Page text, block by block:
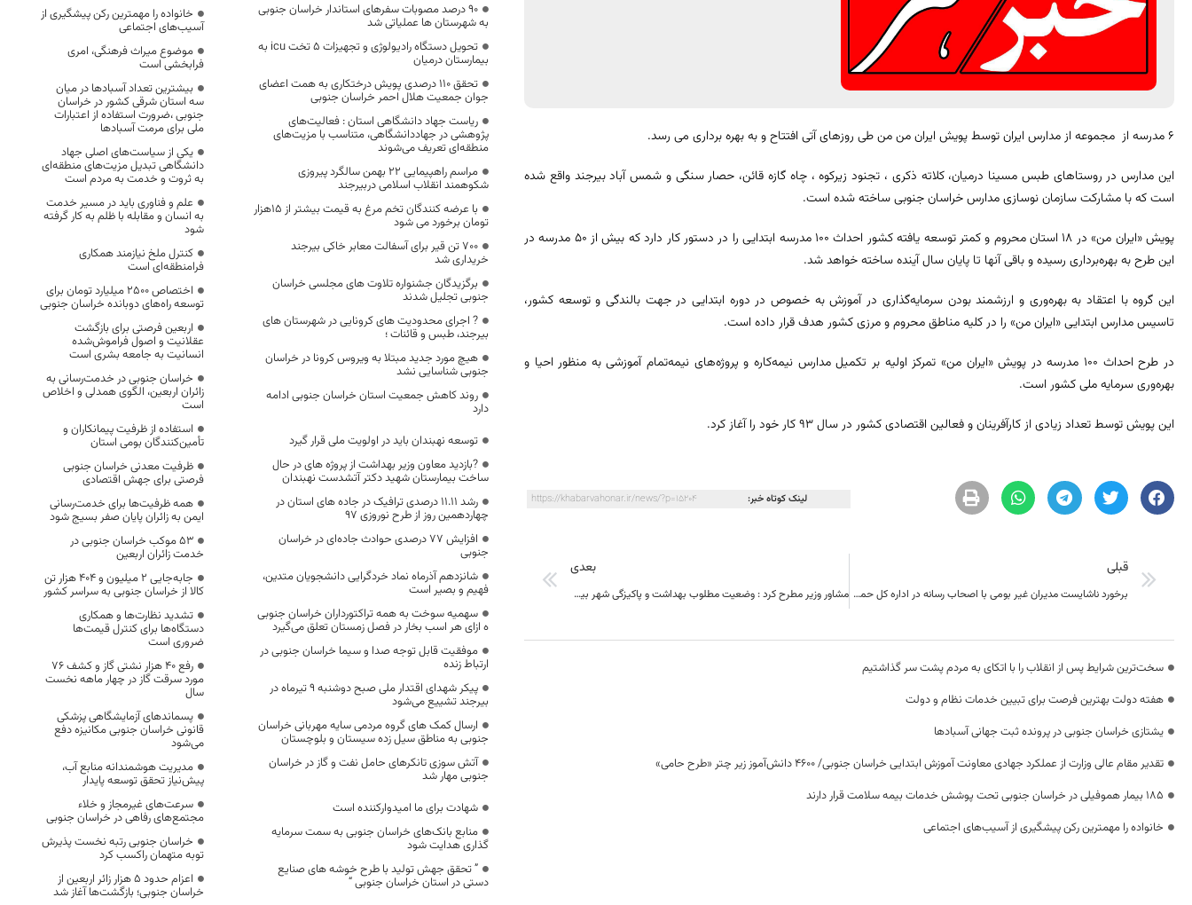
6 مدرسه از مجموعه از مدارس ایران توسط پویش ایران من من طی روزهای آتی افتتاح و به بهره برداری می رسد.
این مدارس در روستاهای طبس مسینا درمیان، کلاته ذکری ، تجنود زیرکوه ، چاه گازه قائن، حصار سنگی و شمس آباد بیرجند واقع شده
است که با مشارکت سازمان نوسازی مدارس خراسان جنوبی ساخته شده است.
پویش «ایران من» در 18 استان محروم و کمتر توسعه یافته کشور احداث 100 مدرسه ابتدایی را در دستور کار دارد که بیش از 50 مدرسه در
این طرح به بهره‌برداری رسیده و باقی آنها تا پایان سال آینده ساخته خواهد شد.
این گروه با اعتقاد به بهره‌وری و ارزشمند بودن سرمایه‌گذاری در آموزش به خصوص در دوره ابتدایی در جهت بالندگی و توسعه کشور،
تاسیس مدارس ابتدایی «ایران من» را در کلیه مناطق محروم و مرزی کشور هدف قرار داده است.
در طرح احداث 100 مدرسه در پویش «ایران من» تمرکز اولیه بر تکمیل مدارس نیمه‌کاره و پروژه‌های نیمه‌تمام آموزشی به منظور احیا و
بهره‌وری سرمایه ملی کشور است.
این پویش توسط تعداد زیادی از کارآفرینان و فعالین اقتصادی کشور در سال 93 کار خود را آغاز کرد.
لینک کوتاه خبر: https://khabarvahonar.ir/news/?p=15204
قبلی
برخورد ناشایست مدیران غیر بومی با اصحاب رسانه در اداره کل حمل ونقل جاده ایی خراسان جنوبی
بعدی
مشاور وزیر مطرح کرد : وضعیت مطلوب بهداشت و پاکیزگی شهر بیرجند، نشانگر فرهنگ بالای مردم این منطقه و همچنین سابقه طولانی تمدن آن دارد.
سخت‌ترین شرایط پس از انقلاب را با اتکای به مردم پشت سر گذاشتیم
هفته دولت بهترین فرصت برای تبیین خدمات نظام و دولت
یشتازی خراسان جنوبی در پرونده ثبت جهانی آسبادها
تقدیر مقام عالی وزارت از عملکرد جهادی معاونت آموزش ابتدایی خراسان جنوبی/ ۴۶۰۰ دانش‌آموز زیر چتر «طرح حامی»
۱۸۵ بیمار هموفیلی در خراسان جنوبی تحت پوشش خدمات بیمه سلامت قرار دارند
خانواده را مهمترین رکن پیشگیری از آسیب‌های اجتماعی
۹۰ درصد مصوبات سفرهای استاندار خراسان جنوبی
به شهرستان ها عملیاتی شد
تحویل دستگاه رادیولوژی و تجهیزات ۵ تخت icu به
بیمارستان درمیان
تحقق ۱۱۰ درصدی پویش درختکاری به همت اعضای
جوان جمعیت هلال احمر خراسان جنوبی
ریاست جهاد دانشگاهی استان : فعالیت‌های
پژوهشی در جهاددانشگاهی، متناسب با مزیت‌های
منطقه‌ای تعریف می‌شوند
مراسم راهپیمایی 22 بهمن سالگرد پیروزی
شکوهمند انقلاب اسلامی ‌دربیرجند
با عرضه کنندگان تخم مرغ به قیمت بیشتر از 15هزار
تومان برخورد می شود
۷۰۰ تن قیر برای آسفالت معابر خاکی بیرجند
خریداری شد
برگزیدگان جشنواره تلاوت های مجلسی خراسان
جنوبی تجلیل شدند
? اجرای محدودیت های کرونایی در شهرستان های
بیرجند، طبس و قائنات ؛
هیچ مورد جدید مبتلا به ویروس کرونا در خراسان
جنوبی شناسایی نشد
روند کاهش جمعیت استان خراسان جنوبی ادامه
دارد
توسعه نهبندان باید در اولویت ملی قرار گیرد
?بازدید معاون وزیر بهداشت از پروژه های در حال
ساخت بیمارستان شهید دکتر آتشدست نهبندان
رشد 11.11 درصدی ترافیک در جاده های استان در
چهاردهمین روز از طرح نوروزی 97
افزایش 77 درصدی حوادث جاده‌ای در خراسان
جنوبی
شانزدهم آذرماه نماد خردگرایی دانشجویان متدین،
فهیم و بصیر است
سهمیه سوخت به همه تراکتورداران خراسان جنوبی
ه ازای هر اسب بخار در فصل زمستان تعلق می‌گیرد
موفقیت قابل توجه صدا و سیما خراسان جنوبی در
ارتباط زنده
پیکر شهدای اقتدار ملی صبح دوشنبه ۹ تیرماه در
بیرجند تشییع می‌شود
ارسال کمک های گروه مردمی سایه مهربانی خراسان
جنوبی به مناطق سیل زده سیستان و بلوچستان
آتش سوزی تانکرهای حامل نفت و گاز در خراسان
جنوبی مهار شد
شهادت برای ما امیدوارکننده است
منابع بانک‌های خراسان جنوبی به سمت سرمایه
گذاری هدایت شود
” تحقق جهش تولید با طرح خوشه های صنایع
دستی در استان خراسان جنوبی “
خانواده را مهمترین رکن پیشگیری از
آسیب‌های اجتماعی
موضوع میراث فرهنگی، امری
فرابخشی است
بیشترین تعداد آسبادها در میان
سه استان شرقی کشور در خراسان
جنوبی ،ضرورت استفاده از اعتبارات
ملی برای مرمت آسبادها
یکی از سیاست‌های اصلی جهاد
دانشگاهی تبدیل مزیت‌های منطقه‌ای
به ثروت و خدمت به مردم است
علم و فناوری باید در مسیر خدمت
به انسان و مقابله با ظلم به کار گرفته
شود
کنترل ملخ نیازمند همکاری
فرامنطقه‌ای است
اختصاص 2500 میلیارد تومان برای
توسعه راه‌های دوبانده خراسان جنوبی
اربعین فرصتی برای بازگشت
عقلانیت و اصول فراموش‌شده
انسانیت به جامعه بشری است
خراسان جنوبی در خدمت‌رسانی به
زائران اربعین، الگوی همدلی و اخلاص
است
استفاده از ظرفیت پیمانکاران و
تأمین‌کنندگان بومی استان
ظرفیت معدنی خراسان جنوبی
فرصتی برای جهش اقتصادی
همه ظرفیت‌ها برای خدمت‌رسانی
ایمن به زائران پایان صفر بسیج شود
53 موکب خراسان جنوبی در
خدمت زائران اربعین
جابه‌جایی 2 میلیون و 404 هزار تن
کالا از خراسان جنوبی به سراسر کشور
تشدید نظارت‌ها و همکاری
دستگاه‌ها برای کنترل قیمت‌ها
ضروری است
رفع 40 هزار نشتی گاز و کشف 76
مورد سرقت گاز در چهار ماهه نخست
سال
پسماندهای آزمایشگاهی پزشکی
قانونی خراسان جنوبی مکانیزه دفع
می‌شود
مدیریت هوشمندانه منابع آب،
پیش‌نیاز تحقق توسعه پایدار
سرعت‌های غیرمجاز و خلاء
مجتمع‌های رفاهی در خراسان جنوبی
خراسان جنوبی رتبه نخست پذیرش
توبه متهمان راکسب کرد
اعزام حدود 5 هزار زائر اربعین از
خراسان جنوبی؛ بازگشت‌ها آغاز شد